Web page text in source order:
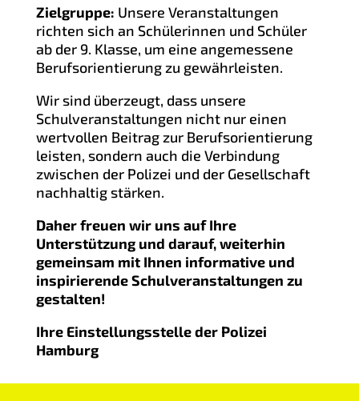
Zielgruppe: Unsere Veranstaltungen
richten sich an Schülerinnen und Schüler
ab der 9. Klasse, um eine angemessene
Berufsorientierung zu gewährleisten.
Wir sind überzeugt, dass unsere
Schulveranstaltungen nicht nur einen
wertvollen Beitrag zur Berufsorientierung
leisten, sondern auch die Verbindung
zwischen der Polizei und der Gesellschaft
nachhaltig stärken.
Daher freuen wir uns auf Ihre
Unterstützung und darauf, weiterhin
gemeinsam mit Ihnen informative und
inspirierende Schulveranstaltungen zu
gestalten!
Ihre Einstellungsstelle der Polizei
Hamburg